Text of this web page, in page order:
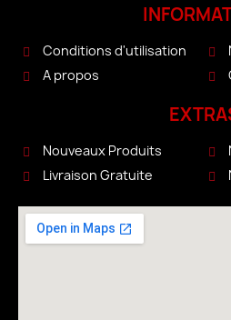
Conditions d'utilisation
A propos
Nouveaux Produits
Livraison Gratuite